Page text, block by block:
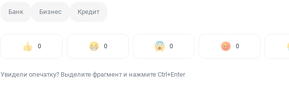
Банк Бизнес Кредит
0 0 0 0
Увидели опечатку? Выделите фрагмент и нажмите Ctrl+Enter